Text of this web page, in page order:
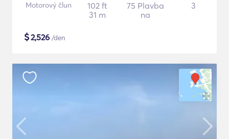
Motorový člun
102 ft
31 m
75 Plavba
na
3
$2,526 /den